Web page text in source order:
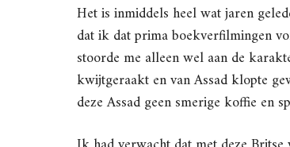
Het is inmiddels heel wat jaren
dat ik dat prima boekverfilmingen
stoorde me alleen wel aan de
kwijtgeraakt en van Assad klopte
deze Assad geen smerige koffie en